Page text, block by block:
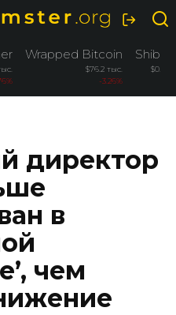
Wrapped Bitcoin
$76.2 тыс.
-3.26%
Shiba
директор
в
чем